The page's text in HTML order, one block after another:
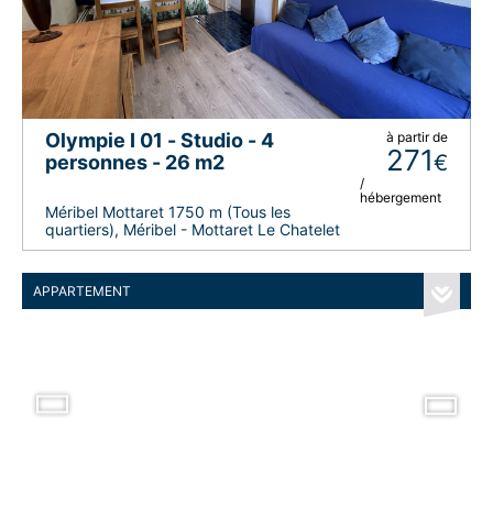
Olympie I 01 - Studio - 4
personnes - 26 m2
Méribel Mottaret 1750 m (Tous les
quartiers), Méribel - Mottaret Le Chatelet
à partir de
271€
/
hébergement
APPARTEMENT